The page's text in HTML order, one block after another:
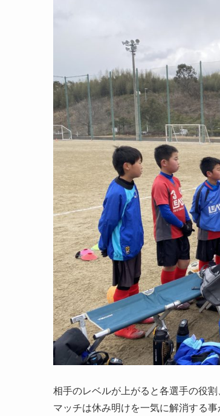
相手のレベルが上がると各選手の役
マッチは休み明けを一気に解消する